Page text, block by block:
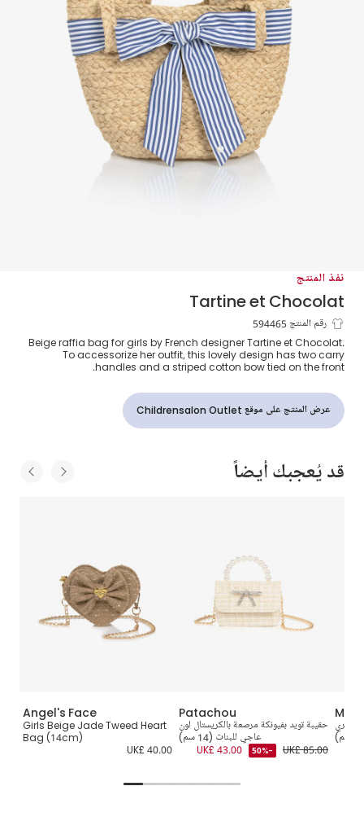
نفذ المنتج
Tartine et Chocolat
حقيبة يد رافيا لون بيج للبنات (28 سم)
رقم المنتج 594465
Beige raffia bag for girls by French designer Tartine et Chocolat.
To accessorize her outfit, this lovely design has two carry
handles and a striped cotton bow tied on the front.
عرض المنتج على موقع Childrensalon Outlet
قد يُعجبك أيضاً
Angel's Face
Girls Beige Jade Tweed Heart
Bag (14cm)
UK£ 40.00
Patachou
حقيبة تويد بفيونكة مرصعة بالكريستال لون
عاجي للبنات (14 سم)
UK£ 85.00
-50%
UK£ 43.00
وزهري